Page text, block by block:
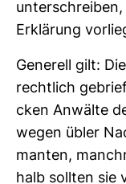
Erklä­rung
Gene­rell gilt:
recht­lich
cken Anwälte
wegen übler
manten,
halb sollten sie